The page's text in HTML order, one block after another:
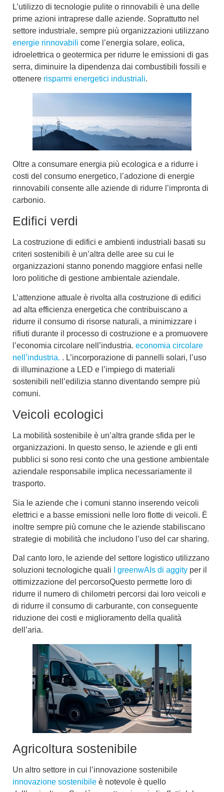
L’utilizzo di tecnologie pulite o rinnovabili è una delle
prime azioni intraprese dalle aziende. Soprattutto nel
settore industriale, sempre più organizzazioni utilizzano
energie rinnovabili come l’energia solare, eolica,
idroelettrica o geotermica per ridurre le emissioni di gas
serra, diminuire la dipendenza dai combustibili fossili e
ottenere risparmi energetici industriali.
Oltre a consumare energia più ecologica e a ridurre i
costi del consumo energetico, l’adozione di energie
rinnovabili consente alle aziende di ridurre l’impronta di
carbonio.
Edifici verdi
La costruzione di edifici e ambienti industriali basati su
criteri sostenibili è un’altra delle aree su cui le
organizzazioni stanno ponendo maggiore enfasi nelle
loro politiche di gestione ambientale aziendale.
L’attenzione attuale è rivolta alla costruzione di edifici
ad alta efficienza energetica che contribuiscano a
ridurre il consumo di risorse naturali, a minimizzare i
rifiuti durante il processo di costruzione e a promuovere
l’economia circolare nell’industria. economia circolare
nell’industria. . L’incorporazione di pannelli solari, l’uso
di illuminazione a LED e l’impiego di materiali
sostenibili nell’edilizia stanno diventando sempre più
comuni.
Veicoli ecologici
La mobilità sostenibile è un’altra grande sfida per le
organizzazioni. In questo senso, le aziende e gli enti
pubblici si sono resi conto che una gestione ambientale
aziendale responsabile implica necessariamente il
trasporto.
Sia le aziende che i comuni stanno inserendo veicoli
elettrici e a basse emissioni nelle loro flotte di veicoli. È
inoltre sempre più comune che le aziende stabiliscano
strategie di mobilità che includono l’uso del car sharing.
Dal canto loro, le aziende del settore logistico utilizzano
soluzioni tecnologiche quali
I greenwAIs di aggity per il
ottimizzazione del percorsoQuesto permette loro di
ridurre il numero di chilometri percorsi dai loro veicoli e
di ridurre il consumo di carburante, con conseguente
riduzione dei costi e miglioramento della qualità
dell’aria.
Agricoltura sostenibile
Un altro settore in cui l’innovazione sostenibile
innovazione sostenibile è notevole è quello